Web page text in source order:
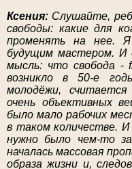
Ксения: Слушайте,
свободы: какие для
променять на нее.
будущим мастером. И
мысль: что свобода -
возникло в 50-е
молодёжи, считается
очень объективных
было мало рабочих
в таком количестве.
нужно было чем-то
началась массовая
образа жизни и,